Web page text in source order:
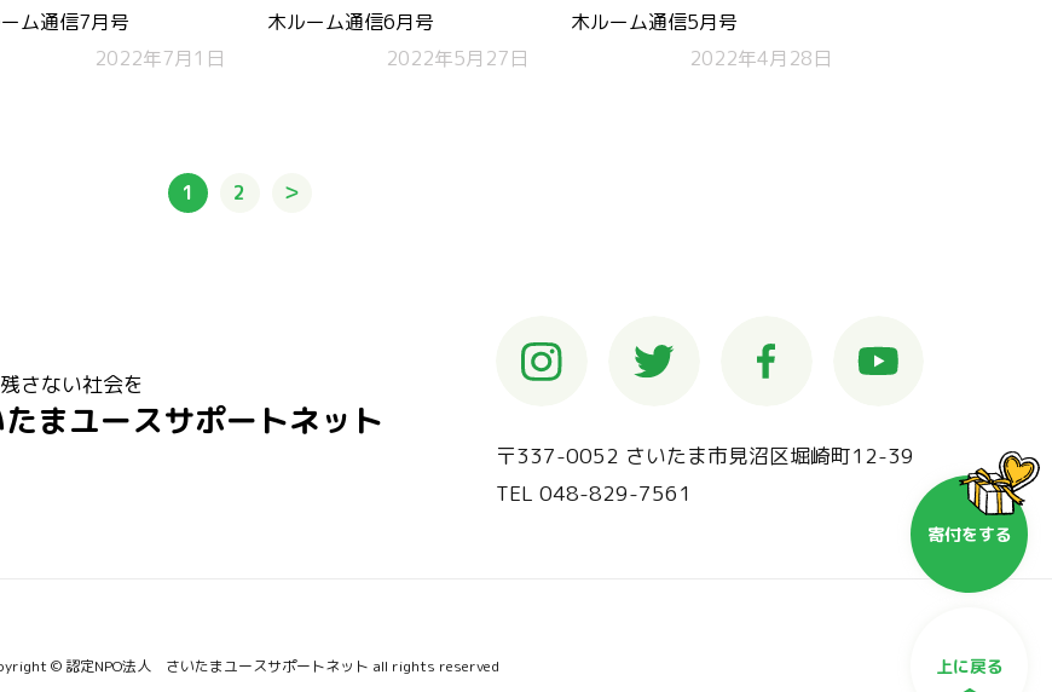
ム通信7月号
2022年7月1日
木ルーム通信6月号
2022年5月27日
木ルーム通信5月号
2022年4月28日
1 2 ＞
寄付をする
上に戻る
さない社会を
まユースサポートネット
〒337-0052 さいたま市見沼区堀崎町12-39
TEL 048-829-7561
© 認定NPO法人 さいたまユースサポートネット all rights reserved